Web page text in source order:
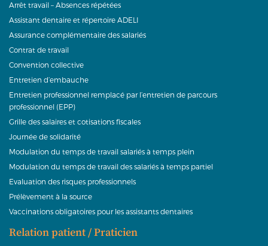
Arrêt travail – Absences répétées
Assistant dentaire et répertoire ADELI
Assurance complémentaire des salariés
Contrat de travail
Convention collective
Entretien d’embauche
Entretien professionnel remplacé par l’entretien de parcours
professionnel (EPP)
Grille des salaires et cotisations fiscales
Journée de solidarité
Modulation du temps de travail salariés à temps plein
Modulation du temps de travail des salariés à temps partiel
Evaluation des risques professionnels
Prélèvement à la source
Vaccinations obligatoires pour les assistants dentaires
Relation patient / Praticien